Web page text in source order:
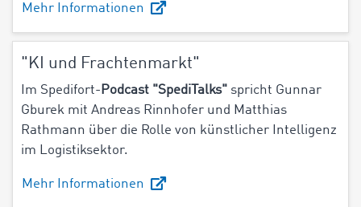
Mehr Informationen
"KI und Frachtenmarkt"
Im Spedifort- Podcast "SpediTalks" spricht Gunnar
Gburek mit Andreas Rinnhofer und Matthias
Rathmann über die Rolle von künstlicher Intelligenz
im Logistiksektor.
Mehr Informationen